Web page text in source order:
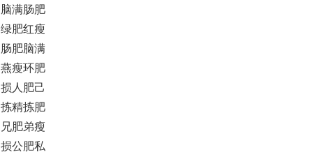
脑满肠肥
绿肥红瘦
肠肥脑满
燕瘦环肥
损人肥己
拣精拣肥
兄肥弟瘦
损公肥私